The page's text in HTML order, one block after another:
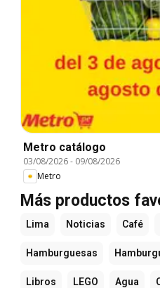
Metro catálogo
03/08/2026- 09/08/2026
Metro
Más productos
Lima Noticias Café
Hamburguesas
Libros LEGO Agua